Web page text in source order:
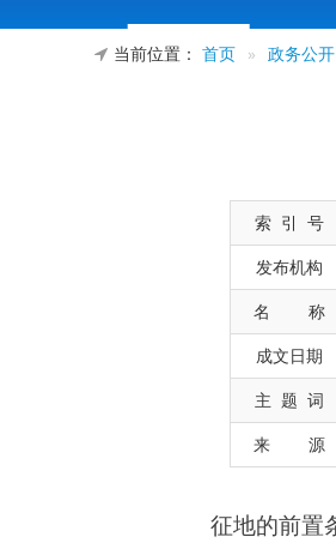
当前位置： 首页 » 政务公开
索 引 号
发布机构
名 称
成文日期
主 题 词
来 源
征地的前置条件
《中华人民共和
收。因此在申请土地征